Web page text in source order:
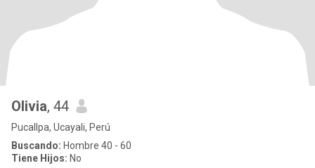
Olivia, 44
Pucallpa, Ucayali, Perú
Buscando: Hombre 40 - 60
Tiene Hijos: No